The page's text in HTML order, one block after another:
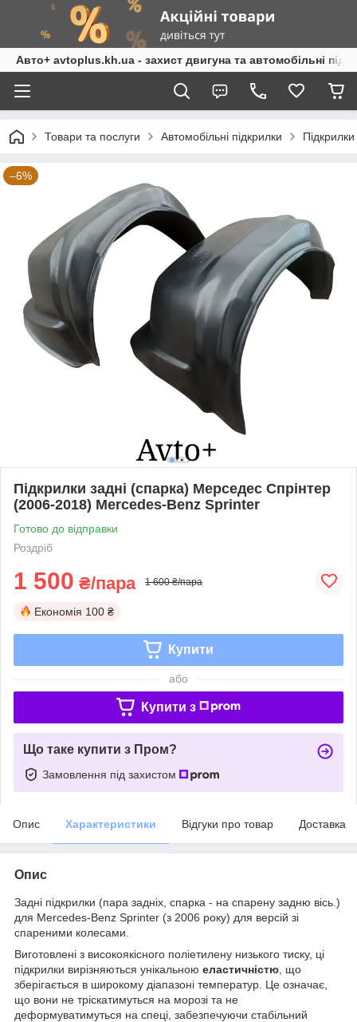
Авто+ avtoplus.kh.ua - захист двигуна та автомобільні
Товари та послуги Автомобільні підкрилки
–6%
Підкрилки задні (спарка) Мерседес Спрінтер
(2006-2018) Mercedes-Benz Sprinter
Готово до відправки
Роздріб
1 500 ₴/пара 1 600 ₴/пара
Економія 100 ₴
Купити
або
Купити з
Що таке купити з Пром?
Замовлення під захистом
Опис Характеристики Відгуки про товар Доставка
Опис
Задні підкрилки (пара задніх, спарка - на спарену задню вісь.)
для Mercedes-Benz Sprinter (з 2006 року) для версій зі
спареними колесами.
Виготовлені з високоякісного поліетилену низького тиску, ці
підкрилки вирізняються унікальною еластичністю , що
зберігається в широкому діапазоні температур. Це означає,
що вони не тріскатимуться на морозі та не
деформуватимуться на спеці, забезпечуючи стабільний